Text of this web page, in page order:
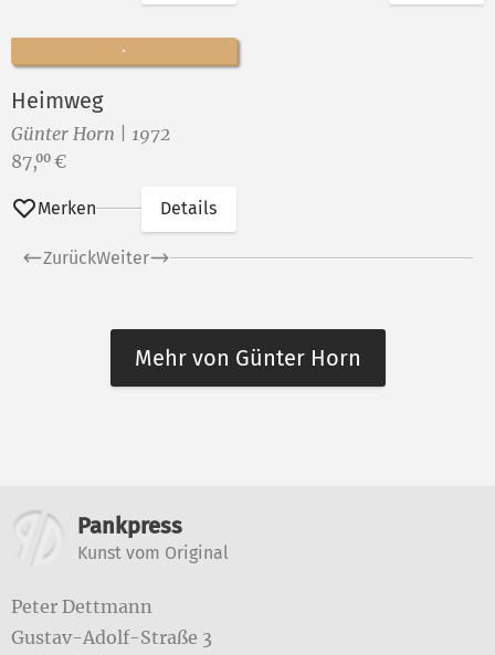
Heimweg
Günter Horn | 1972
Preis:
87,00 €
Merken Details
ZurückWeiter
Mehr von Günter Horn
Weitere Informationen
Pankpress
Kunst vom Original
Peter Dettmann
Gustav-Adolf-Straße 3